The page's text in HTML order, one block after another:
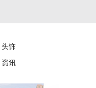
头饰
资讯